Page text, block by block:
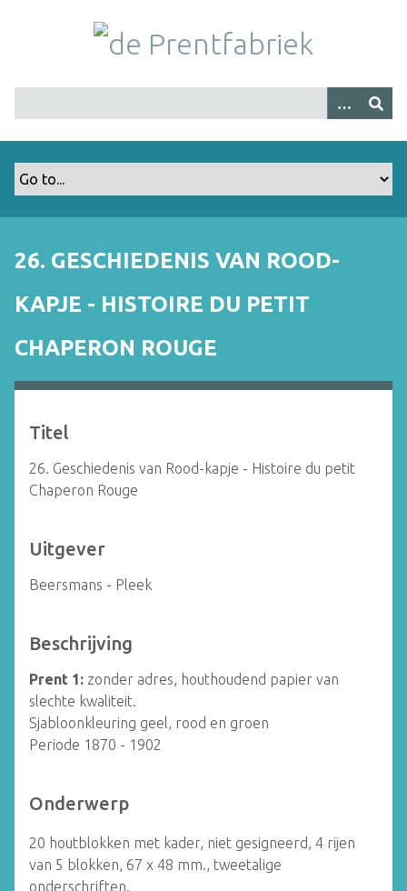
h
26. GESCHIEDENIS VAN ROOD-
KAPJE - HISTOIRE DU PETIT
CHAPERON ROUGE
Titel
26. Geschiedenis van Rood-kapje - Histoire du petit
Chaperon Rouge
Uitgever
Beersmans - Pleek
Beschrijving
Prent 1: zonder adres, houthoudend papier van
slechte kwaliteit.
Sjabloonkleuring geel, rood en groen
Periode 1870 - 1902
Onderwerp
20 houtblokken met kader, niet gesigneerd, 4 rijen
van 5 blokken, 67 x 48 mm., tweetalige
onderschriften.